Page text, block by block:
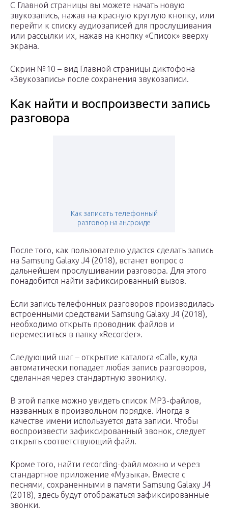
С Главной страницы вы можете начать новую
звукозапись, нажав на красную круглую кнопку, или
перейти к списку аудиозаписей для прослушивания
или рассылки их, нажав на кнопку «Список» вверху
экрана.
Скрин №10 – вид Главной страницы диктофона
«Звукозапись» после сохранения звукозаписи.
Как найти и воспроизвести запись
разговора
Как записать телефонный
разговор на андроиде
После того, как пользователю удастся сделать запись
на Samsung Galaxy J4 (2018), встанет вопрос о
дальнейшем прослушивании разговора. Для этого
понадобится найти зафиксированный вызов.
Если запись телефонных разговоров производилась
встроенными средствами Samsung Galaxy J4 (2018),
необходимо открыть проводник файлов и
переместиться в папку «Recorder».
Следующий шаг – открытие каталога «Call», куда
автоматически попадает любая запись разговоров,
сделанная через стандартную звонилку.
В этой папке можно увидеть список MP3-файлов,
названных в произвольном порядке. Иногда в
качестве имени используется дата записи. Чтобы
воспроизвести зафиксированный звонок, следует
открыть соответствующий файл.
Кроме того, найти recording-файл можно и через
стандартное приложение «Музыка». Вместе с
песнями, сохраненными в памяти Samsung Galaxy J4
(2018), здесь будут отображаться зафиксированные
звонки.